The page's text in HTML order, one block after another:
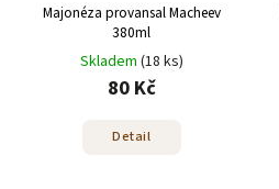
Majonéza provansal Macheev
380ml
Skladem (18 ks)
80 Kč
Detail